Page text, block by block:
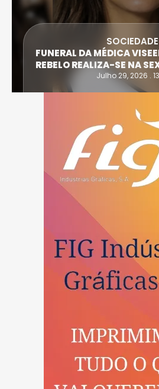
SOCIEDADE
FUNERAL DA MÉDICA
REBELO REALIZA-SE NA
Julho 29, 2026 .